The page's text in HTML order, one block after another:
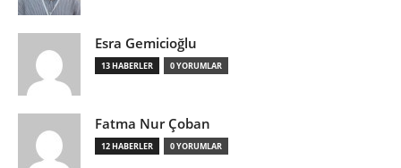
Esra Gemicioğlu
13 HABERLER 0 YORUMLAR
Fatma Nur Çoban
12 HABERLER 0 YORUMLAR